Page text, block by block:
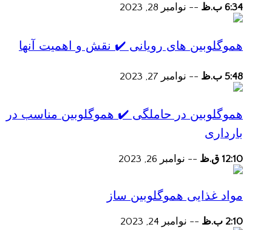
6:34 ب.ظ -- نوامبر 28, 2023
هموگلوبین های رویانی ✔️ نقش و اهمیت آنها
5:48 ب.ظ -- نوامبر 27, 2023
هموگلوبین در حاملگی ✔️ هموگلوبین مناسب در
بارداری
12:10 ق.ظ -- نوامبر 26, 2023
مواد غذایی هموگلوبین ساز
2:10 ب.ظ -- نوامبر 24, 2023